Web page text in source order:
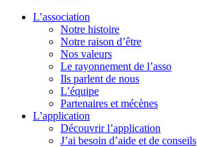
L’association
Notre histoire
Notre raison d’être
Nos valeurs
Le rayonnement de l’asso
Ils parlent de nous
L’équipe
Partenaires et mécènes
L’application
Découvrir l’application
J’ai besoin d’aide et de conseils